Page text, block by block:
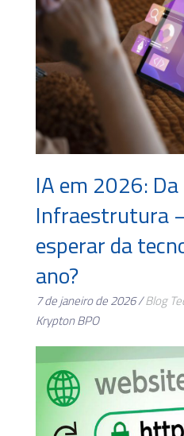
IA em 2026:
Infraestrutura
esperar da
ano?
7 de janeiro de 2026 /Blog
Krypton BPO